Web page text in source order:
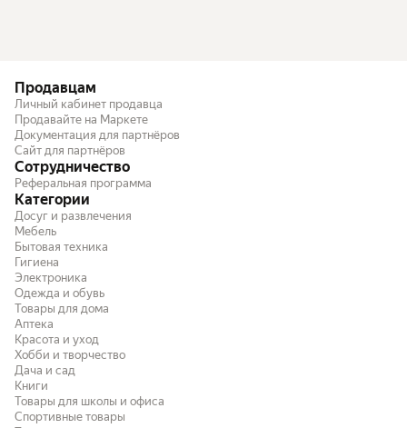
Продавцам
Личный кабинет продавца
Продавайте на Маркете
Документация для партнёров
Сайт для партнёров
Сотрудничество
Реферальная программа
Категории
Досуг и развлечения
Мебель
Бытовая техника
Гигиена
Электроника
Одежда и обувь
Товары для дома
Аптека
Красота и уход
Хобби и творчество
Дача и сад
Книги
Товары для школы и офиса
Спортивные товары